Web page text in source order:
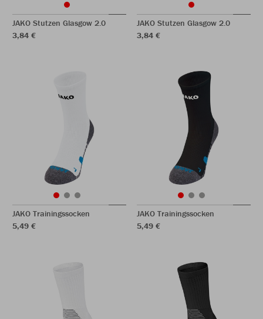
JAKO Stutzen Glasgow 2.0
3,84 €
JAKO Stutzen Glasgow 2.0
3,84 €
JAKO Trainingssocken
5,49 €
JAKO Trainingssocken
5,49 €